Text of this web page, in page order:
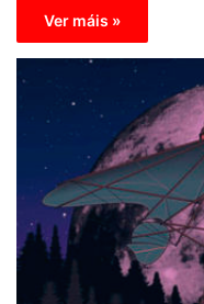
Ver máis »